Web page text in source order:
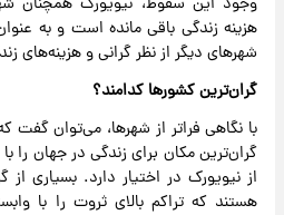
هزینه زندگی باقی مانده است و به
شهرهای دیگر از نظر گرانی و هزینه‌های
گران‌ترین کشورها کدامند؟
از نیویورک در اختیار دارد. بسیاری از
هستند که تراکم بالای ثروت را با